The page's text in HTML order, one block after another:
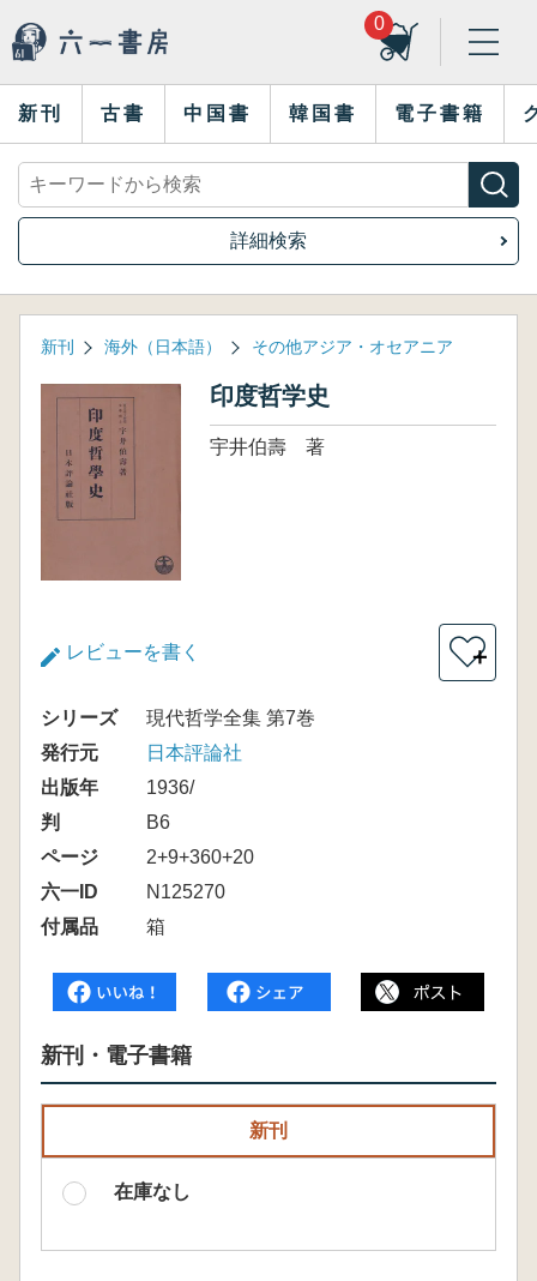
0
新刊 古書 中国書 韓国書 電子書籍
詳細検索
新刊 海外（日本語） その他アジア・オセアニア
印度哲学史
宇井伯壽 著
レビューを書く ＋
シリーズ
現代哲学全集 第7巻
発行元
日本評論社
出版年
1936/
判
B6
ページ
2+9+360+20
六一ID
N125270
付属品
箱
新刊・電子書籍
新刊
在庫なし